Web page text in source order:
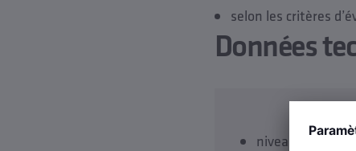
selon les critères
Données
niveau de